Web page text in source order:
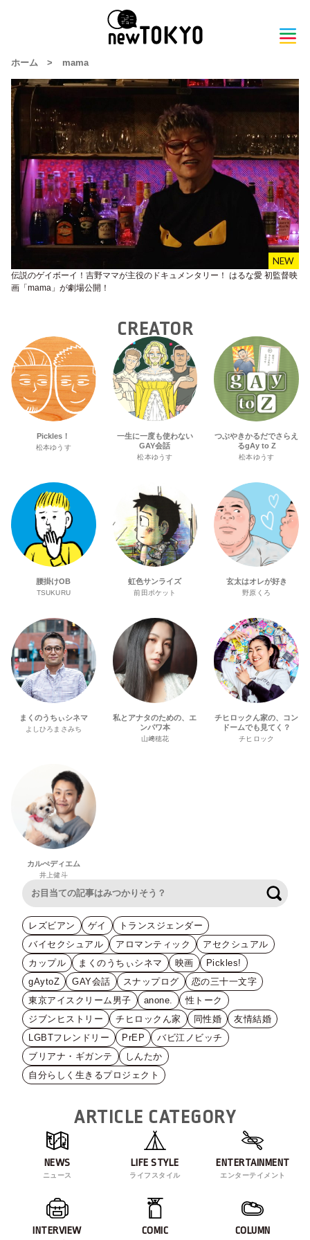
ホーム > mama
伝説のゲイボーイ！吉野ママが主役のドキュメンタリー！ はるな愛 初監督映
画「mama」が劇場公開！
CREATOR
Pickles！
松本ゆうす
一生に一度も使わない
GAY会話
松本ゆうす
つぶやきかるだでさらえ
るgAy to Z
松本ゆうす
腰掛けOB
TSUKURU
虹色サンライズ
前田ポケット
玄太はオレが好き
野原くろ
まくのうちぃシネマ
よしひろまさみち
私とアナタのための、エ
ンパワ本
山﨑穂花
チヒロックん家の、コン
ドームでも見てく？
チヒロック
カルぺディエム
井上健斗
レズビアン ゲイ
トランスジェンダー
バイセクシュアル
アロマンティック
アセクシュアル
カップル
まくのうちぃシネマ 映画
Pickles!
gAytoZ
GAY会話 スナップログ
恋の三十一文字
東京アイスクリーム男子
anone.
性トーク
ジブンヒストリー
チヒロックん家 同性婚
友情結婚
LGBTフレンドリー
PrEP
バビ江ノビッチ
ブリアナ・ギガンテ
しんたか
自分らしく生きるプロジェクト
ARTICLE CATEGORY
NEWS
ニュース
LIFE STYLE
ライフスタイル
ENTERTAINMENT
エンターテイメント
INTERVIEW COMIC COLUMN